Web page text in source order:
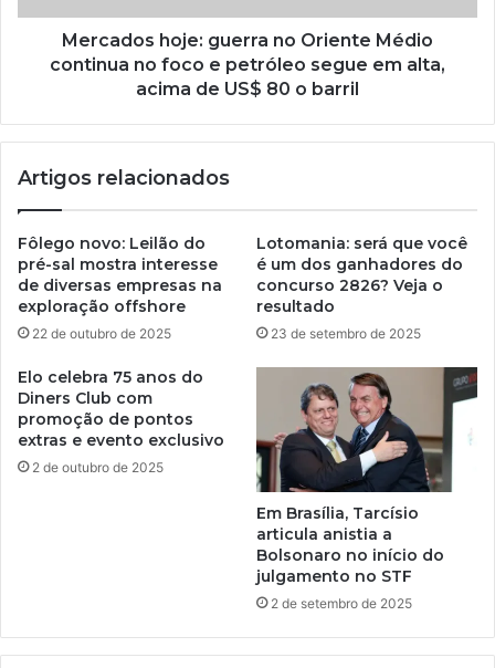
Mercados hoje: guerra no Oriente Médio
continua no foco e petróleo segue em alta,
acima de US$ 80 o barril
Artigos relacionados
Fôlego novo: Leilão do
pré-sal mostra interesse
de diversas empresas na
exploração offshore
22 de outubro de 2025
Lotomania: será que você
é um dos ganhadores do
concurso 2826? Veja o
resultado
23 de setembro de 2025
Elo celebra 75 anos do
Diners Club com
promoção de pontos
extras e evento exclusivo
2 de outubro de 2025
Em Brasília, Tarcísio
articula anistia a
Bolsonaro no início do
julgamento no STF
2 de setembro de 2025